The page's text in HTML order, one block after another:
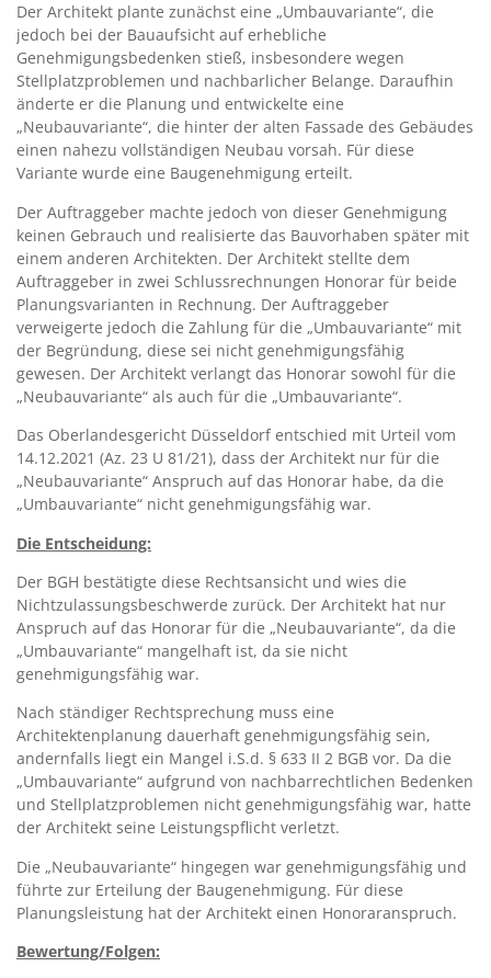
Der Architekt plante zunächst eine „Umbauvariante“, die
jedoch bei der Bauaufsicht auf erhebliche
Genehmigungsbedenken stieß, insbesondere wegen
Stellplatzproblemen und nachbarlicher Belange. Daraufhin
änderte er die Planung und entwickelte eine
„Neubauvariante“, die hinter der alten Fassade des Gebäudes
einen nahezu vollständigen Neubau vorsah. Für diese
Variante wurde eine Baugenehmigung erteilt.
Der Auftraggeber machte jedoch von dieser Genehmigung
keinen Gebrauch und realisierte das Bauvorhaben später mit
einem anderen Architekten. Der Architekt stellte dem
Auftraggeber in zwei Schlussrechnungen Honorar für beide
Planungsvarianten in Rechnung. Der Auftraggeber
verweigerte jedoch die Zahlung für die „Umbauvariante“ mit
der Begründung, diese sei nicht genehmigungsfähig
gewesen. Der Architekt verlangt das Honorar sowohl für die
„Neubauvariante“ als auch für die „Umbauvariante“.
Das Oberlandesgericht Düsseldorf entschied mit Urteil vom
14.12.2021 (Az. 23 U 81/21), dass der Architekt nur für die
„Neubauvariante“ Anspruch auf das Honorar habe, da die
„Umbauvariante“ nicht genehmigungsfähig war.
Die Entscheidung:
Der BGH bestätigte diese Rechtsansicht und wies die
Nichtzulassungsbeschwerde zurück. Der Architekt hat nur
Anspruch auf das Honorar für die „Neubauvariante“, da die
„Umbauvariante“ mangelhaft ist, da sie nicht
genehmigungsfähig war.
Nach ständiger Rechtsprechung muss eine
Architektenplanung dauerhaft genehmigungsfähig sein,
andernfalls liegt ein Mangel i.S.d. § 633 II 2 BGB vor. Da die
„Umbauvariante“ aufgrund von nachbarrechtlichen Bedenken
und Stellplatzproblemen nicht genehmigungsfähig war, hatte
der Architekt seine Leistungspflicht verletzt.
Die „Neubauvariante“ hingegen war genehmigungsfähig und
führte zur Erteilung der Baugenehmigung. Für diese
Planungsleistung hat der Architekt einen Honoraranspruch.
Bewertung/Folgen: